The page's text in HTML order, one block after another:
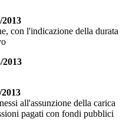
con l'indicazione della durata
2013
all'assunzione della carica
pagati con fondi pubblici